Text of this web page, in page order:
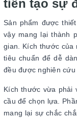
tiến tạo sự
Sản phẩm được
vậy mang lại thành
gian. Kích thước của
tiêu chuẩn để dễ
đều được nghiên
Kích thước vừa phải
cầu để chọn lựa.
mang lại sự chắc